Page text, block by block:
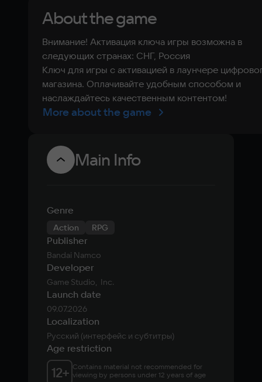
About the game
Внимание! Активация ключа игры возможна в
следующих странах: СНГ, Россия
Ключ для игры с активацией в лаунчере
магазина. Оплачивайте удобным способом и
наслаждайтесь качественным контентом!
More about the game
Main Info
Genre
Action RPG
Publisher
Bandai Namco
Developer
Game Studio,  Inc.
Launch date
09.07.2026
Localization
Русский (интерфейс и субтитры)
Age restriction
12+ Contains material not recommended for
viewing by persons under 12 years of age